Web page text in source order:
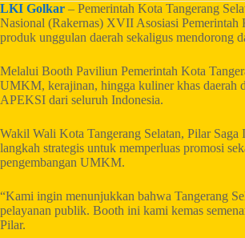
LKI Golkar – Pemerintah Kota Tangerang
Nasional (Rakernas) XVII Asosiasi Pemerintah
produk unggulan daerah sekaligus mendorong
Melalui Booth Paviliun Pemerintah Kota
UMKM, kerajinan, hingga kuliner khas daerah
APEKSI dari seluruh Indonesia.
Wakil Wali Kota Tangerang Selatan, Pilar Saga
langkah strategis untuk memperluas promosi
pengembangan UMKM.
“Kami ingin menunjukkan bahwa Tangerang
pelayanan publik. Booth ini kami kemas
Pilar.